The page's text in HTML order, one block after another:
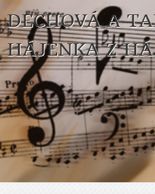
DECHOVÁ A
HÁJENKA Z